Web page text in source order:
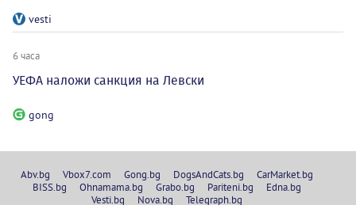
vesti
6 часа
УЕФА наложи санкция на Левски
gong
Abv.bg Vbox7.com Gong.bg DogsAndCats.bg
CarMarket.bg
BISS.bg
Ohnamama.bg Grabo.bg Pariteni.bg
Edna.bg
Vesti.bg
Nova.bg Telegraph.bg